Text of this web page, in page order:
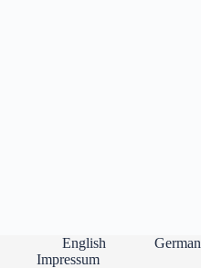
English German
Impressum